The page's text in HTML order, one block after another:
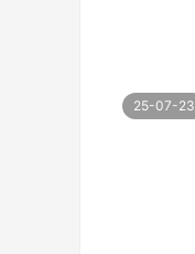
25-07-23